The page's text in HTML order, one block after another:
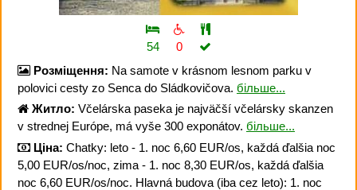
54
0
Розміщення: Na samote v krásnom lesnom parku v
polovici cesty zo Senca do Sládkovičova. більше...
Житло: Včelárska paseka je najväčší včelársky skanzen
v strednej Európe, má vyše 300 exponátov. більше...
Ціна: Chatky: leto - 1. noc 6,60 EUR/os, každá ďalšia noc
5,00 EUR/os/noc, zima - 1. noc 8,30 EUR/os, každá ďalšia
noc 6,60 EUR/os/noc. Hlavná budova (iba cez leto): 1. noc